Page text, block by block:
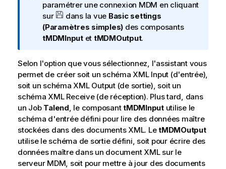
o
t
e
I
f
o
r
m
a
t
i
o
n
s
paramétrer une connexion MDM en cliquant
sur
dans la vue Basic settings
(Paramètres simples) des composants
tMDMInputet tMDMOutput.
Selon l'option que vous sélectionnez, l'assistant vous
permet de créer soit un schéma XML Input (d'entrée),
soit un schéma XML Output (de sortie), soit un
schéma XML Receive (de réception). Plus tard, dans
un Job Talend, le composanttMDMInpututilise le
schéma d'entrée défini pour lire des données maître
stockées dans des documents XML. LetMDMOutput
utilise le schéma de sortie défini, soit pour écrire des
données maître dans un document XML sur le
serveur MDM, soit pour mettre à jour des documents